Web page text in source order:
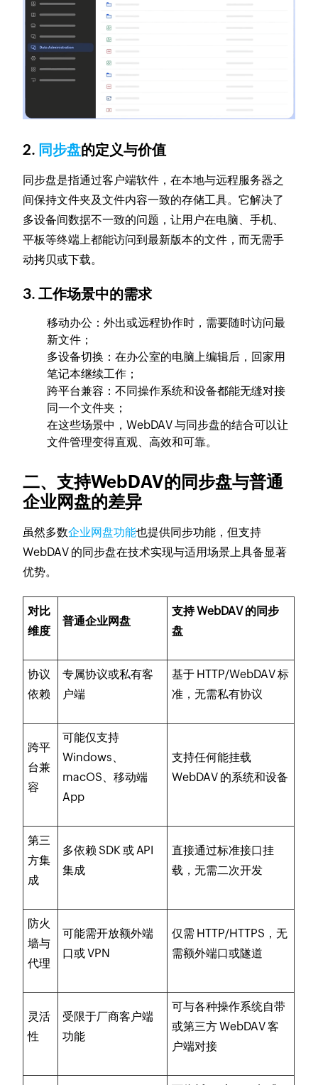
2. 同步盘的定义与价值
同步盘是指通过客户端软件，在本地与远程服务器之
间保持文件夹及文件内容一致的存储工具。它解决了
多设备间数据不一致的问题，让用户在电脑、手机、
平板等终端上都能访问到最新版本的文件，而无需手
动拷贝或下载。
3. 工作场景中的需求
移动办公：外出或远程协作时，需要随时访问最
新文件；
多设备切换：在办公室的电脑上编辑后，回家用
笔记本继续工作；
跨平台兼容：不同操作系统和设备都能无缝对接
同一个文件夹；
在这些场景中，WebDAV 与同步盘的结合可以让
文件管理变得直观、高效和可靠。
二、支持WebDAV的同步盘与普通
企业网盘的差异
虽然多数企业网盘功能也提供同步功能，但支持
WebDAV 的同步盘在技术实现与适用场景上具备显著
优势。
对比
维度
普通企业网盘
支持 WebDAV 的同步
盘
协议
依赖
专属协议或私有客
户端
基于 HTTP/WebDAV 标
准，无需私有协议
跨平
台兼
容
可能仅支持
Windows、
macOS、移动端
App
支持任何能挂载
WebDAV 的系统和设备
第三
方集
成
多依赖 SDK 或 API
集成
直接通过标准接口挂
载，无需二次开发
防火
墙与
代理
可能需开放额外端
口或 VPN
仅需 HTTP/HTTPS，无
需额外端口或隧道
灵活
性
受限于厂商客户端
功能
可与各种操作系统自带
或第三方 WebDAV 客
户端对接